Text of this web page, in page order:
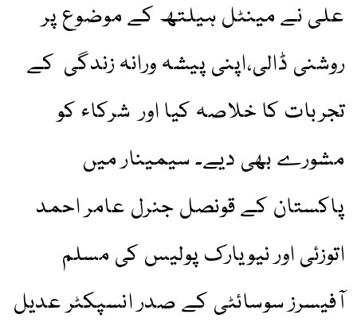
علی نے مینٹل ہیلتھ کے موضوع پر
روشنی ڈالی،اپنی پیشہ ورانہ زندگی کے
تجربات کا خلاصہ کیا اور شرکاء کو
مشورے بھی دیے۔ سیمینار میں
پاکستان کے قونصل جنرل عامر احمد
اتوزئی اور نیویارک پولیس کی مسلم
آفیسرز سوسائٹی کے صدر انسپکٹر عدیل